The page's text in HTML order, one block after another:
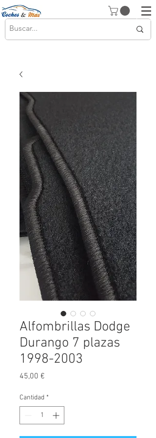
Alfombrillas Dodge
Durango 7 plazas
1998-2003
45,00 €
Cantidad *